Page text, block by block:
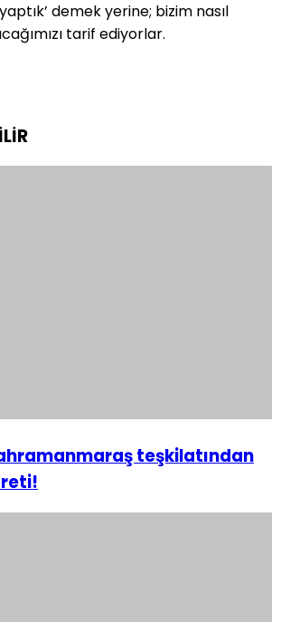
demek yerine; bizim nasıl
tarif ediyorlar.
teşkilatından